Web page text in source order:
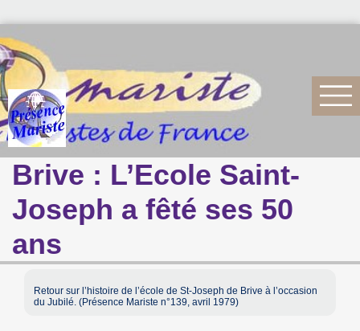
Brive : L’Ecole Saint-
Joseph a fêté ses 50
ans
Retour sur l’histoire de l’école de St-Joseph de Brive à l’occasion
du Jubilé. (Présence Mariste n°139, avril 1979)